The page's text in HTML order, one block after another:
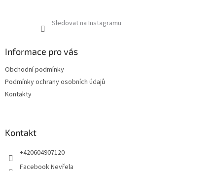
Sledovat na Instagramu
Informace pro vás
Obchodní podmínky
Podmínky ochrany osobních údajů
Kontakty
Kontakt
+420604907120
Facebook Nevřela